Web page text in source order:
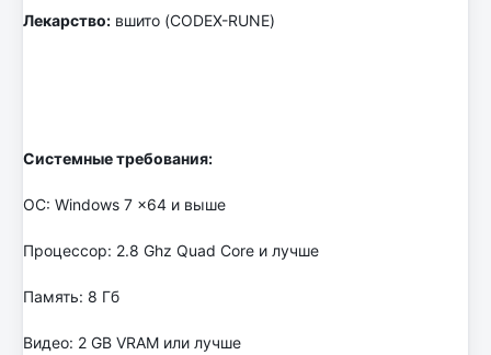
Лекарство: вшито (CODEX-RUNE)
Системные требования:
ОС: Windows 7 x64 и выше
Процессор: 2.8 Ghz Quad Core и лучше
Память: 8 Гб
Видео: 2 GB VRAM или лучше